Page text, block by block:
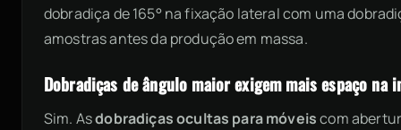
dobradiça de 165° na fixação lateral com uma
amostras antes da produção em massa.
Dobradiças de ângulo maior exigem mais espaço na
Sim. Asdobradiças ocultas para móveiscom